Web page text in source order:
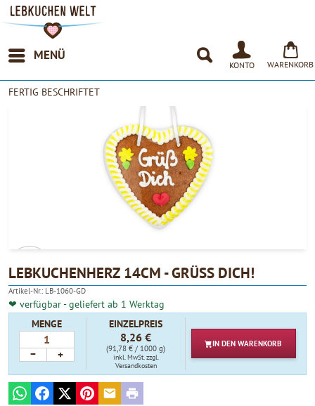
MENÜ
KONTO WARENKORB
FERTIG BESCHRIFTET
4.90
LEBKUCHENHERZ 14CM - GRÜSS DICH!
Artikel-Nr.: LB-1060-GD
❤ verfügbar - geliefert ab 1 Werktag
MENGE
− +
EINZELPREIS
8,26 €
(91,78 € / 1000 g)
inkl. MwSt.zzgl.
Versandkosten
IN DEN WARENKORB
WhatsAppFacebook
X PinterestE-mailPrint